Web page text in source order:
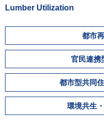
Lumber Utilization
都市
官民連携
都市型共同
環境共生